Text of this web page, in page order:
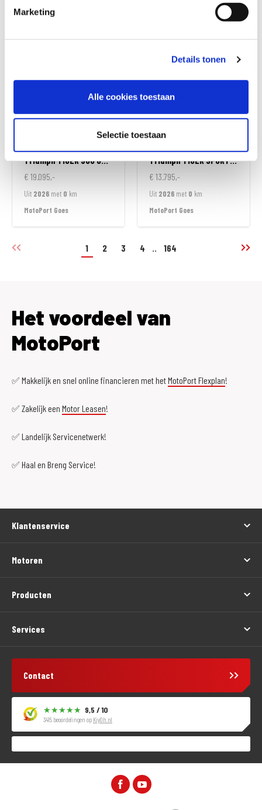
Marketing
Details tonen
Alle cookies toestaan
Selectie toestaan
MotoPort Wormerveer
MotoPort Goes
TriumphTIGER 900 GT ALPINE EDITION
€ 19.095,-
Uit 2026 met 0 km
MotoPort Goes
TriumphTIGER SPORT 800
€ 13.795,-
Uit 2026 met 0 km
MotoPort Goes
1 2 3 4 .. 164
Het voordeel van
MotoPort
✅ Makkelijk en snel online financieren met hetMotoPort Flexplan!
✅ Zakelijk een Motor Leasen!
✅ Landelijk Servicenetwerk!
✅ Haal en Breng Service!
Klantenservice
Motoren
Producten
Services
Contact
9,5 / 10
3415 beoordelingen op KiyOh.nl